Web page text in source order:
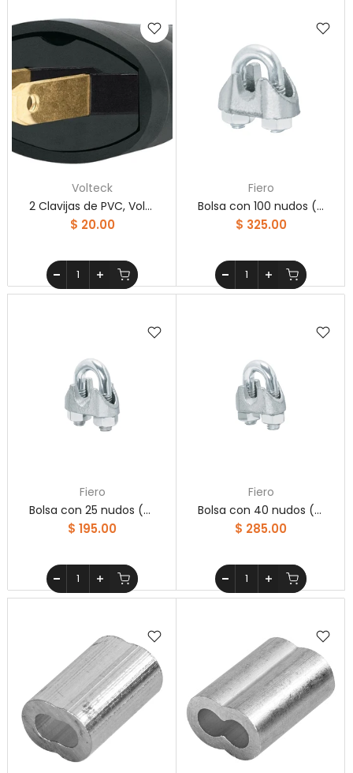
Volteck
2 Clavijas de PVC, Volteck
$ 20.00
Fiero
Bolsa con 100 nudos (perros) de hierro para cable de 1/8'
$ 325.00
Fiero
Bolsa con 25 nudos (perros) de hierro para cable de 5/16'
$ 195.00
Fiero
Bolsa con 40 nudos (perros) de hierro para cable de 1/4'
$ 285.00